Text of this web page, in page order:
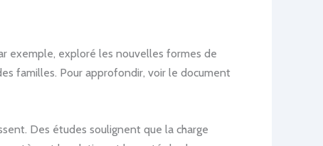
exemple, exploré les nouvelles formes de
familles. Pour approfondir, voir le document
Des études soulignent que la charge